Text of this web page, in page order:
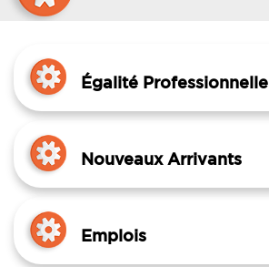
Égalité Professionnelle
Nouveaux Arrivants
Emplois